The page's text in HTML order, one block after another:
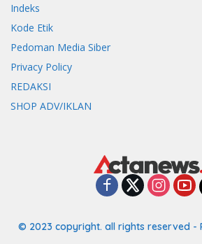
Indeks
Kode Etik
Pedoman Media Siber
Privacy Policy
REDAKSI
SHOP ADV/IKLAN
© 2023 copyright. all rights reserved -